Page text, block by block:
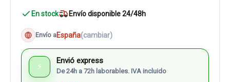
En stock Envío disponible 24/48h
Envío aEspaña(cambiar)
⚡
Envió express
De 24h a 72h laborables. IVA incluido